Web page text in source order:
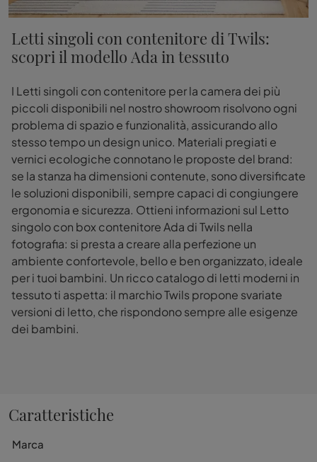
Letti singoli con contenitore di Twils:
scopri il modello Ada in tessuto
I Letti singoli con contenitore per la camera dei più
piccoli disponibili nel nostro showroom risolvono ogni
problema di spazio e funzionalità, assicurando allo
stesso tempo un design unico. Materiali pregiati e
vernici ecologiche connotano le proposte del brand:
se la stanza ha dimensioni contenute, sono diversificate
le soluzioni disponibili, sempre capaci di congiungere
ergonomia e sicurezza. Ottieni informazioni sul Letto
singolo con box contenitore Ada di Twils nella
fotografia: si presta a creare alla perfezione un
ambiente confortevole, bello e ben organizzato, ideale
per i tuoi bambini. Un ricco catalogo di letti moderni in
tessuto ti aspetta: il marchio Twils propone svariate
versioni di letto, che rispondono sempre alle esigenze
dei bambini.
Caratteristiche
Marca